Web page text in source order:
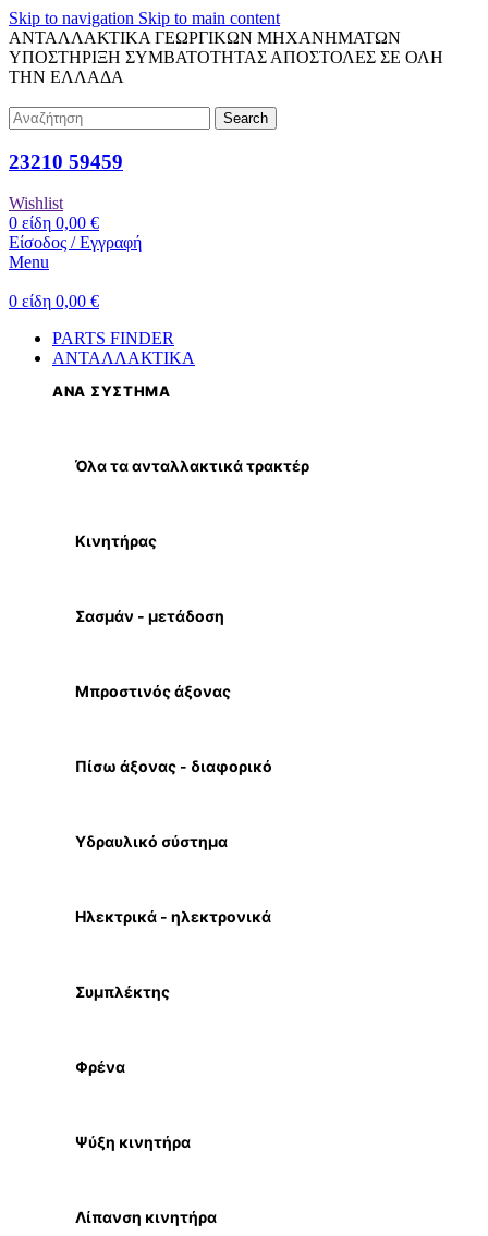
Skip to navigation Skip to main content
ΑΝΤΑΛΛΑΚΤΙΚΑ ΓΕΩΡΓΙΚΩΝ ΜΗΧΑΝΗΜΑΤΩΝ
ΥΠΟΣΤΗΡΙΞΗ ΣΥΜΒΑΤΟΤΗΤΑΣ ΑΠΟΣΤΟΛΕΣ ΣΕ ΟΛΗ
ΤΗΝ ΕΛΛΑΔΑ
Search
23210 59459
Wishlist
0 είδη 0,00 €
Είσοδος / Εγγραφή
Menu
0 είδη 0,00 €
PARTS FINDER
ΑΝΤΑΛΛΑΚΤΙΚΑ
ΑΝΑ ΣΥΣΤΗΜΑ
Όλα τα ανταλλακτικά τρακτέρ
Κινητήρας
Σασμάν - μετάδοση
Μπροστινός άξονας
Πίσω άξονας - διαφορικό
Υδραυλικό σύστημα
Ηλεκτρικά - ηλεκτρονικά
Συμπλέκτης
Φρένα
Ψύξη κινητήρα
Λίπανση κινητήρα